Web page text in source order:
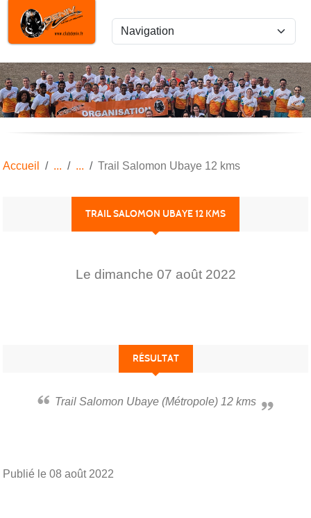
Accueil Trail Salomon Ubaye 12 kms
TRAIL SALOMON UBAYE 12 KMS
Le dimanche 07 août 2022
RÉSULTAT
Trail Salomon Ubaye (Métropole) 12 kms
Publié le 08 août 2022
Panneau de gestion des cookies